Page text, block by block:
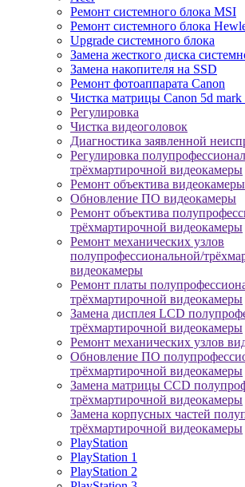
Ремонт системного блока MSI
Ремонт системного блока
Upgrade системного блока
Замена жесткого диска
Замена накопителя на SSD
Ремонт фотоаппарата Canon
Чистка матрицы Canon 5d mark
Регулировка
Чистка видеоголовок
Диагностика заявленной
Регулировка
трёхмартирочной видеокамеры
Ремонт объектива видеокамеры
Обновление ПО видеокамеры
Ремонт объектива
трёхмартирочной видеокамеры
Ремонт механических узлов
полупрофессиональной/
видеокамеры
Ремонт платы
трёхмартирочной видеокамеры
Замена дисплея LCD
трёхмартирочной видеокамеры
Ремонт механических узлов
Обновление ПО
трёхмартирочной видеокамеры
Замена матрицы CCD
трёхмартирочной видеокамеры
Замена корпусных частей
трёхмартирочной видеокамеры
PlayStation
PlayStation 1
PlayStation 2